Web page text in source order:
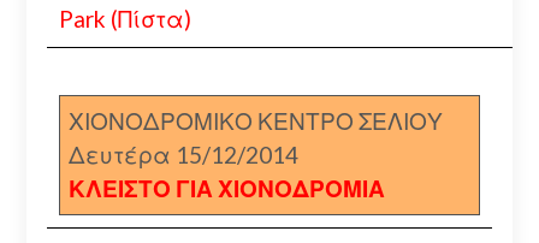
Park (Πίστα)
ΧΙΟΝΟΔΡΟΜΙΚΟ ΚΕΝΤΡΟ ΣΕΛΙΟΥ
Δευτέρα 15/12/2014
ΚΛΕΙΣΤΟ ΓΙΑ ΧΙΟΝΟΔΡΟΜΙΑ